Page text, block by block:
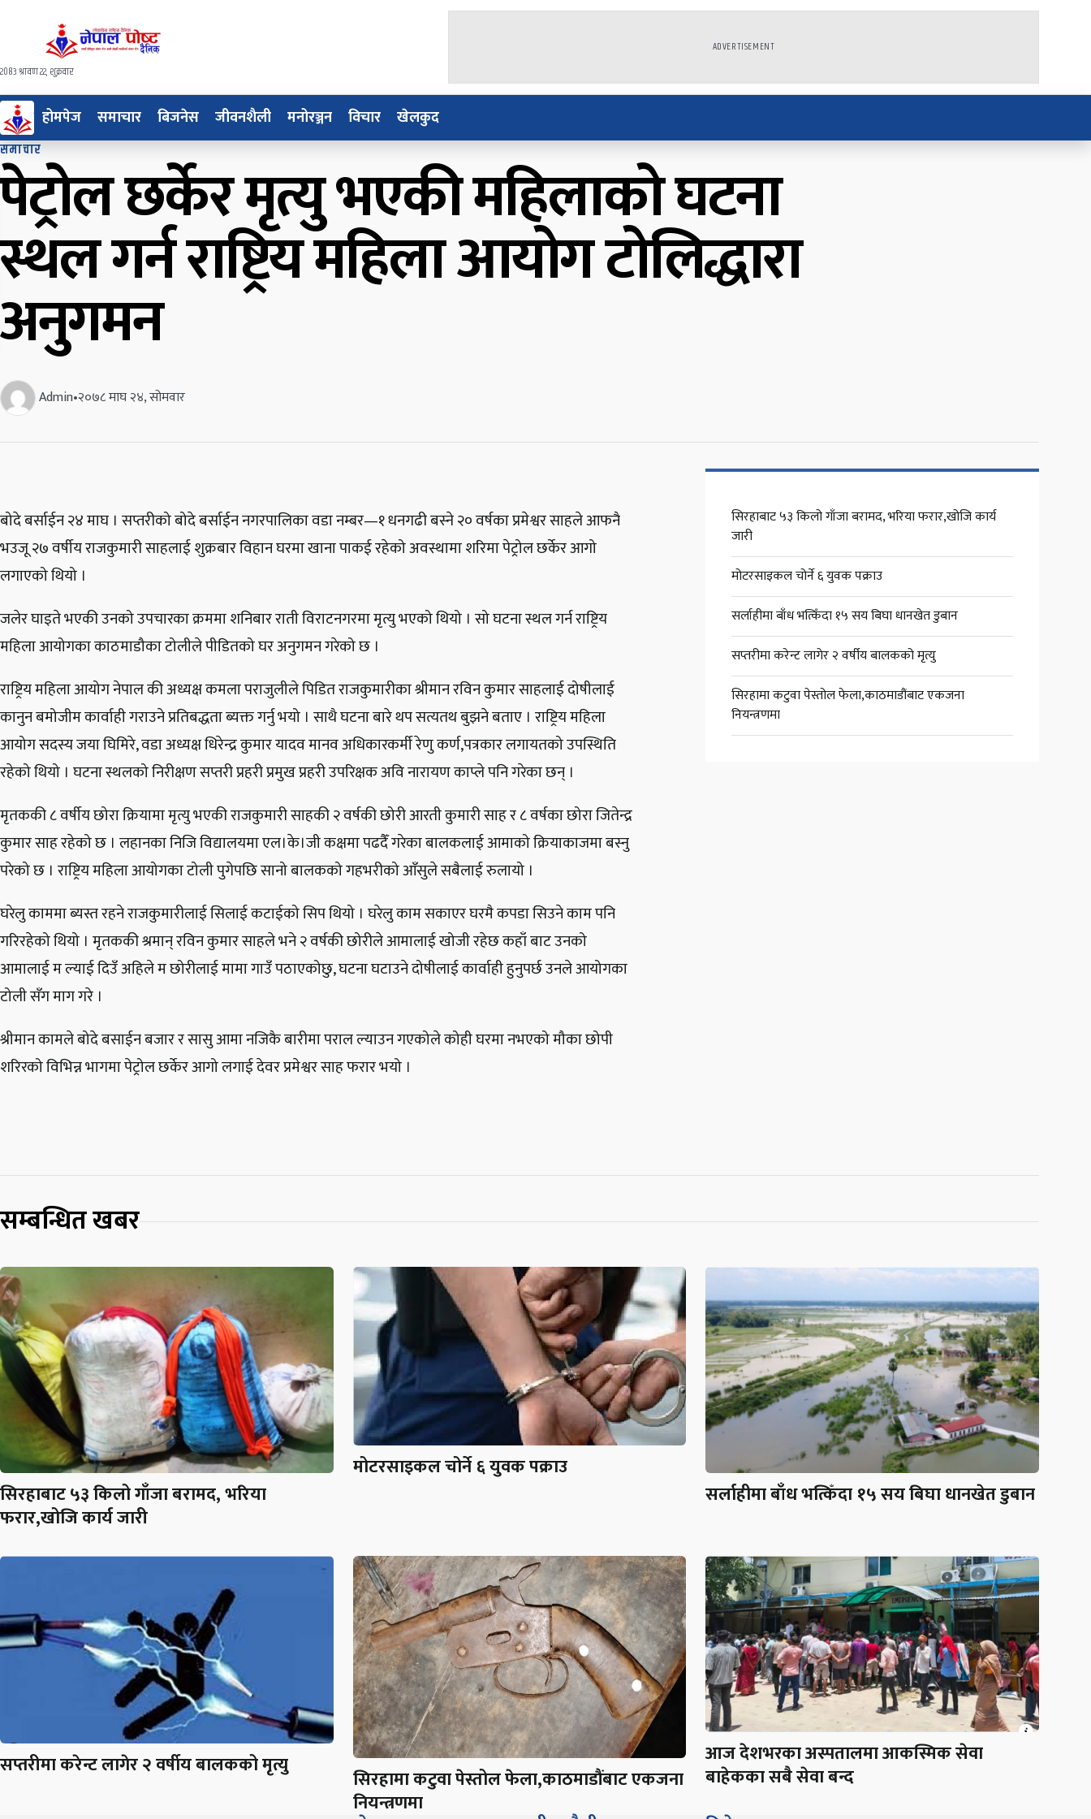
२०८३ श्रावण २२, शुक्रवार
ADVERTISEMENT
होमपेज समाचार बिजनेस जीवनशैली मनोरञ्जन विचार खेलकुद
समाचार
पेट्रोल छर्केर मृत्यु भएकी महिलाको घटना
स्थल गर्न राष्ट्रिय महिला आयोग टोलिद्धारा
अनुगमन
Admin•२०७८ माघ २४, सोमवार
बोदे बर्साईन २४ माघ । सप्तरीको बोदे बर्साईन नगरपालिका वडा नम्बर—१ धनगढी बस्ने २० वर्षका प्रमेश्वर साहले आफनै
भउजू २७ वर्षीय राजकुमारी साहलाई शुक्रबार विहान घरमा खाना पाकई रहेको अवस्थामा शरिमा पेट्रोल छर्केर आगो
लगाएको थियो ।
जलेर घाइते भएकी उनको उपचारका क्रममा शनिबार राती विराटनगरमा मृत्यु भएको थियो । सो घटना स्थल गर्न राष्ट्रिय
महिला आयोगका काठमाडौका टोलीले पीडितको घर अनुगमन गरेको छ ।
राष्ट्रिय महिला आयोग नेपाल की अध्यक्ष कमला पराजुलीले पिडित राजकुमारीका श्रीमान रविन कुमार साहलाई दोषीलाई
कानुन बमोजीम कार्वाही गराउने प्रतिबद्धता ब्यक्त गर्नु भयो । साथै घटना बारे थप सत्यतथ बुझने बताए । राष्ट्रिय महिला
आयोग सदस्य जया घिमिरे, वडा अध्यक्ष धिरेन्द्र कुमार यादव मानव अधिकारकर्मी रेणु कर्ण,पत्रकार लगायतको उपस्थिति
रहेको थियो । घटना स्थलको निरीक्षण सप्तरी प्रहरी प्रमुख प्रहरी उपरिक्षक अवि नारायण काप्ले पनि गरेका छन् ।
मृतककी ८ वर्षीय छोरा क्रियामा मृत्यु भएकी राजकुमारी साहकी २ वर्षकी छोरी आरती कुमारी साह र ८ वर्षका छोरा जितेन्द्र
कुमार साह रहेको छ । लहानका निजि विद्यालयमा एल।के।जी कक्षमा पढदैँ गरेका बालकलाई आमाको क्रियाकाजमा बस्नु
परेको छ । राष्ट्रिय महिला आयोगका टोली पुगेपछि सानो बालकको गहभरीको आँसुले सबैलाई रुलायो ।
घरेलु काममा ब्यस्त रहने राजकुमारीलाई सिलाई कटाईको सिप थियो । घरेलु काम सकाएर घरमै कपडा सिउने काम पनि
गरिरहेको थियो । मृतककी श्रमान् रविन कुमार साहले भने २ वर्षकी छोरीले आमालाई खोजी रहेछ कहाँ बाट उनको
आमालाई म ल्याई दिउँ अहिले म छोरीलाई मामा गाउँ पठाएकोछु, घटना घटाउने दोषीलाई कार्वाही हुनुपर्छ उनले आयोगका
टोली सँग माग गरे ।
श्रीमान कामले बोदे बसाईन बजार र सासु आमा नजिकै बारीमा पराल ल्याउन गएकोले कोही घरमा नभएको मौका छोपी
शरिरको विभिन्न भागमा पेट्रोल छर्केर आगो लगाई देवर प्रमेश्वर साह फरार भयो ।
सिरहाबाट ५३ किलो गाँजा बरामद, भरिया फरार,खोजि कार्य
जारी
मोटरसाइकल चोर्ने ६ युवक पक्राउ
सर्लाहीमा बाँध भत्किँदा १५ सय बिघा धानखेत डुबान
सप्तरीमा करेन्ट लागेर २ वर्षीय बालकको मृत्यु
सिरहामा कटुवा पेस्तोल फेला,काठमाडौंबाट एकजना
नियन्त्रणमा
सम्बन्धित खबर
सिरहाबाट ५३ किलो गाँजा बरामद, भरिया
फरार,खोजि कार्य जारी
मोटरसाइकल चोर्ने ६ युवक पक्राउ
सर्लाहीमा बाँध भत्किँदा १५ सय बिघा धानखेत डुबान
सप्तरीमा करेन्ट लागेर २ वर्षीय बालकको मृत्यु सिरहामा कटुवा पेस्तोल फेला,काठमाडौंबाट एकजना
नियन्त्रणमा
आज देशभरका अस्पतालमा आकस्मिक सेवा
बाहेकका सबै सेवा बन्द